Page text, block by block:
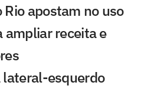
apostam no uso
ampliar receita e
lateral-esquerdo